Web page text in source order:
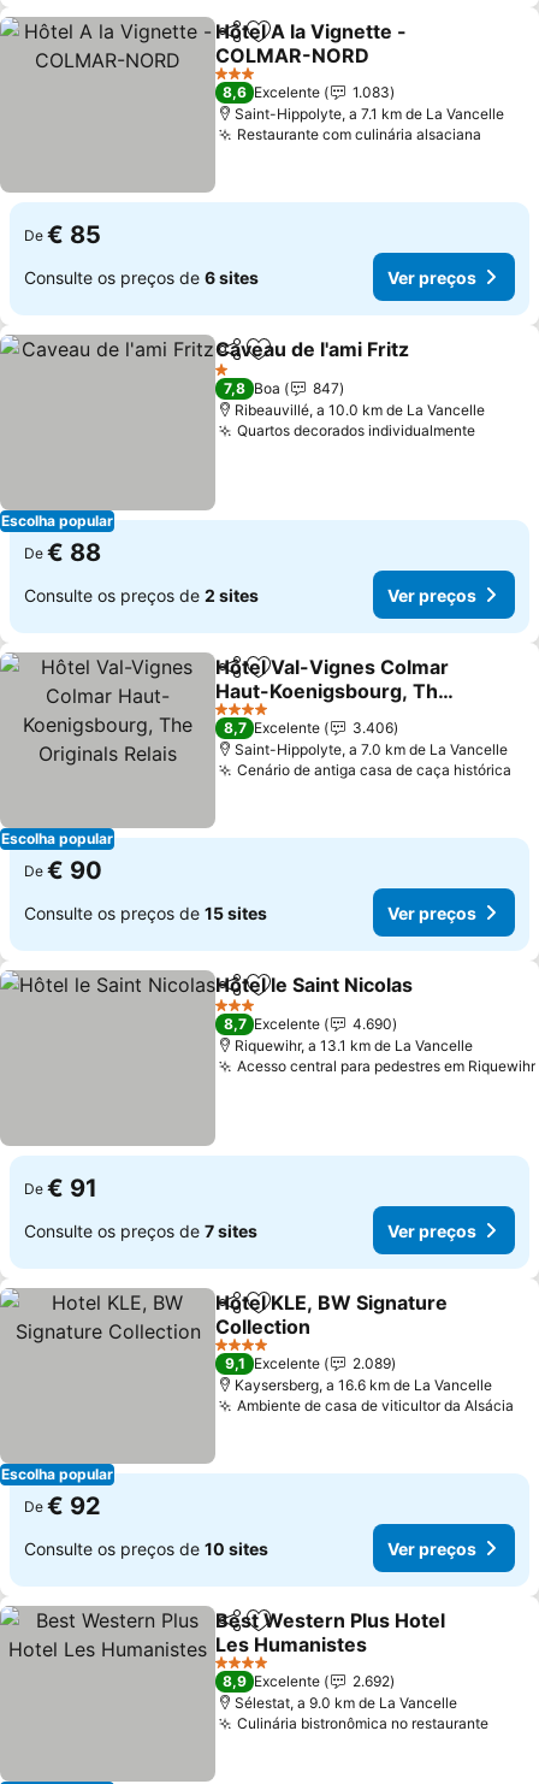
PartilharAdicionar aos favoritos
Hôtel A la Vignette -
COLMAR-NORD
3 Estrelas
8,6 Excelente
1.083
Saint-Hippolyte, a 7.1 km de La Vancelle
Restaurante com culinária alsaciana
De € 85
Consulte os preços de 6 sites Ver preços
Escolha popular
PartilharAdicionar aos favoritos
Caveau de l'ami Fritz
1 Estrelas
7,8 Boa
847
Ribeauvillé, a 10.0 km de La Vancelle
Quartos decorados individualmente
De € 88
Consulte os preços de 2 sites Ver preços
Escolha popular
PartilharAdicionar aos favoritos
Hôtel Val-Vignes Colmar
Haut-Koenigsbourg, The
Originals Relais
4 Estrelas
8,7 Excelente
3.406
Saint-Hippolyte, a 7.0 km de La Vancelle
Cenário de antiga casa de caça histórica
De € 90
Consulte os preços de 15 sites Ver preços
PartilharAdicionar aos favoritos
Hôtel le Saint Nicolas
3 Estrelas
8,7 Excelente
4.690
Riquewihr, a 13.1 km de La Vancelle
Acesso central para pedestres em Riquewihr
De € 91
Consulte os preços de 7 sites Ver preços
Escolha popular
PartilharAdicionar aos favoritos
Hotel KLE, BW Signature
Collection
4 Estrelas
9,1 Excelente
2.089
Kaysersberg, a 16.6 km de La Vancelle
Ambiente de casa de viticultor da Alsácia
De € 92
Consulte os preços de 10 sites Ver preços
PartilharAdicionar aos favoritos
Best Western Plus Hotel
Les Humanistes
4 Estrelas
8,9 Excelente
2.692
Sélestat, a 9.0 km de La Vancelle
Culinária bistronômica no restaurante